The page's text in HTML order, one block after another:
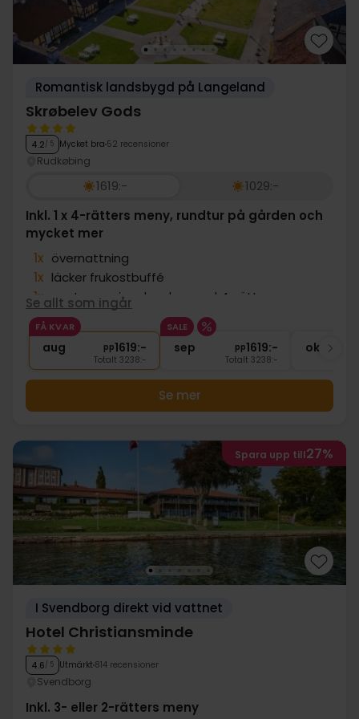
Romantisk landsbygd på Langeland
Skrøbelev Gods
4.2/ 5 Mycket bra 52 recensioner
Rudkøbing
1619:-
1029:-
Inkl. 1 x 4-rätters meny, rundtur på gården och
mycket mer
1x övernattning
1x läcker frukostbuffé
1x gastronomiupplevelse med 4-rätters
∞ Rundtur på slottet
∞ Gratis internet och parkering
Se allt som ingår
FÅ KVAR
aug pp1619:-
Totalt 3238:-
SALE
sep pp1619:-
Totalt 3238:-
okt
Se mer
Spara upp till27%
I Svendborg direkt vid vattnet
Hotel Christiansminde
4.6/ 5 Utmärkt 814 recensioner
Svendborg
Inkl. 3- eller 2-rätters meny